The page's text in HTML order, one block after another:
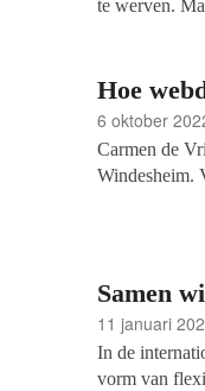
te werven.
Hoe
6 oktober
Carmen de
Windesheim.
doneren en
organisatie
andere
Samen
11 januari
In de
vorm van